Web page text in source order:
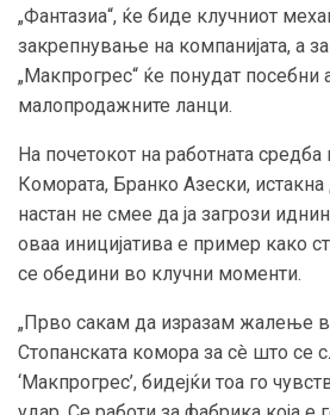
„Фантазиа“, ќе биде клучниот
закрепнување на компанијата, а
„Макпрогрес“ ќе понудат
малопродажните ланци.
На почетокот на работната средба
Комората, Бранко Азески, истакна
настан не смее да ја загрози
оваа иницијатива е пример како
се обедини во клучни моменти.
„Прво сакам да изразам жалење
Стопанската комора за сè што се
‘Макпрогрес’, бидејќи тоа го